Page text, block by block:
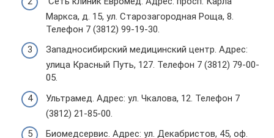
Маркса, д. 15, ул. Старозагородная Роща, 8.
Телефон 7 (3812) 99-19-30.
Западносибирский медицинский центр. Адрес:
улица Красный Путь, 127. Телефон 7 (3812) 79-00-
05.
Ультрамед. Адрес: ул. Чкалова, 12. Телефон 7
(3812) 21-85-00.
Биомедсервис. Адрес: ул. Декабристов, 45, оф.